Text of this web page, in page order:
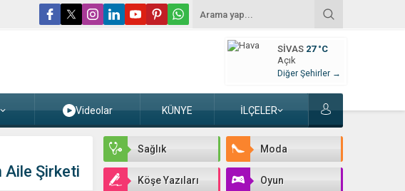
SIVAS 27 °C
Açık
Diğer Şehirler →
Videolar KÜNYE İLÇELER
Aile Şirketi
Sağlık Moda
Köşe Yazıları Oyun